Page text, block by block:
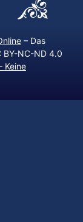
– Das
BY-NC-ND 4.0
Keine